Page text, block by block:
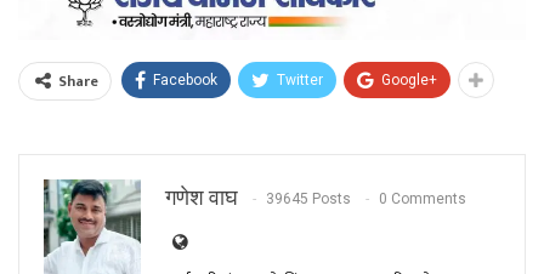
Share Facebook Twitter Google+
गणेश वाघ 39645 Posts 0 Comments